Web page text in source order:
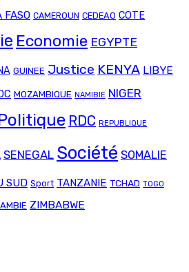
FASO CAMEROUN CEDEAO COTE
Economie EGYPTE
GUINEE Justice KENYA LIBYE
MOZAMBIQUE NAMIBIE NIGER
RDC REPUBLIQUE
SENEGAL Société SOMALIE
SUD Sport TANZANIE TCHAD TOGO
ZIMBABWE